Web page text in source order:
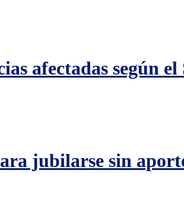
afectadas según el
jubilarse sin